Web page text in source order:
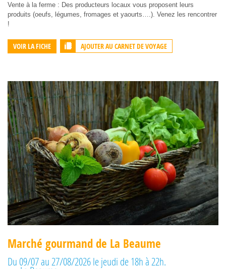
Vente à la ferme : Des producteurs locaux vous proposent leurs
produits (oeufs, légumes, fromages et yaourts….). Venez les rencontrer
!
VOIR LA FICHE AJOUTER AU CARNET DE VOYAGE
Marché gourmand de La Beaume
Du 09/07 au 27/08/2026 le jeudi de 18h à 22h.